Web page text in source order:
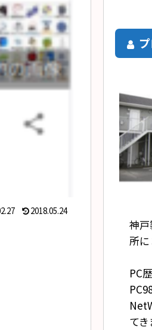
2018.05.24
神
所に
PC
てき